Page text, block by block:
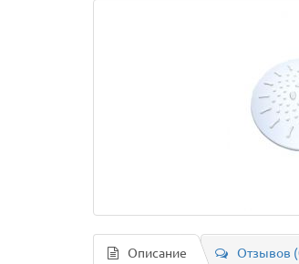
Описание Отзывов